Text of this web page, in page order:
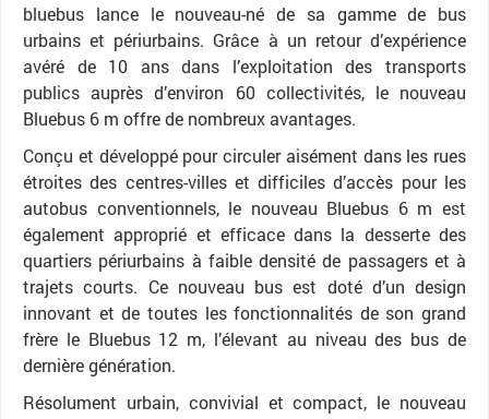
bluebus lance le nouveau-né de sa gamme de bus
urbains et périurbains. Grâce à un retour d’expérience
avéré de 10 ans dans l’exploitation des transports
publics auprès d’environ 60 collectivités, le nouveau
Bluebus 6 m offre de nombreux avantages.
Conçu et développé pour circuler aisément dans les rues
étroites des centres-villes et difficiles d’accès pour les
autobus conventionnels, le nouveau Bluebus 6 m est
également approprié et efficace dans la desserte des
quartiers périurbains à faible densité de passagers et à
trajets courts. Ce nouveau bus est doté d’un design
innovant et de toutes les fonctionnalités de son grand
frère le Bluebus 12 m, l’élevant au niveau des bus de
dernière génération.
Résolument urbain, convivial et compact, le nouveau